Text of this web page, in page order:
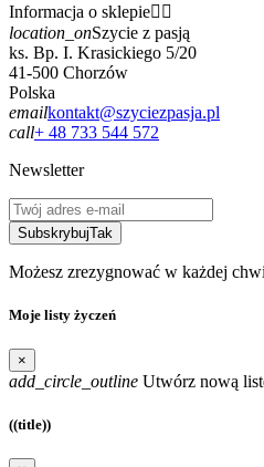
Informacja o sklepie 
location_onSzycie z pasją
ks. Bp. I. Krasickiego 5/20
41-500 Chorzów
Polska
emailkontakt@szyciezpasja.pl
call+ 48 733 544 572
Newsletter
SubskrybujTak
Możesz zrezygnować w każdej
Moje listy życzeń
×
add_circle_outline Utwórz nową
((title))